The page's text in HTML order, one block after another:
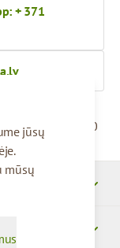
jūsų
mūsų
+ 371
09:00 - 17:00